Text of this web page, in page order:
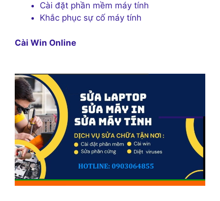
Cài đặt phần mềm máy tính
Khắc phục sự cố máy tính
Cài Win Online